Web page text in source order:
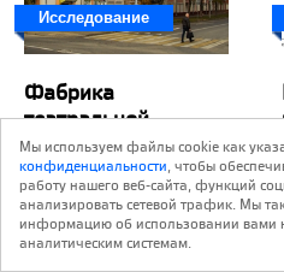
Исследование
Фабрика
театральной
косметики
В Перово планируют подать
заявку на статус выявленного
объекта наследия для
«Фабрики театральной
Мы используем файлы cookie как
конфиденциальности, чтобы
работу нашего веб-сайта, функций
анализировать сетевой трафик. Мы
информацию об использовании вами
аналитическим системам.